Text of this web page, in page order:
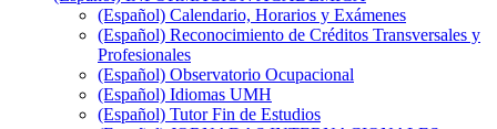
(Español) Calendario, Horarios y Exámenes
(Español) Reconocimiento de Créditos Transversales y
Profesionales
(Español) Observatorio Ocupacional
(Español) Idiomas UMH
(Español) Tutor Fin de Estudios